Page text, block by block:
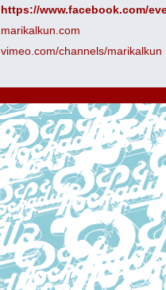
https://www.facebook.com/
marikalkun.com
vimeo.com/channels/marikalkun